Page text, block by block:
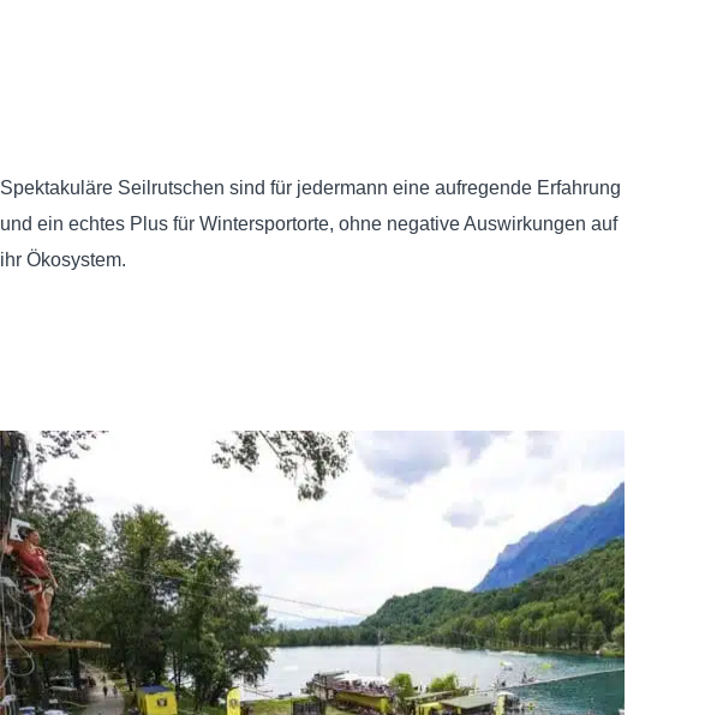
Spektakuläre Seilrutschen sind für jedermann eine aufregende Erfahrung
und ein echtes Plus für Wintersportorte, ohne negative Auswirkungen auf
ihr Ökosystem.